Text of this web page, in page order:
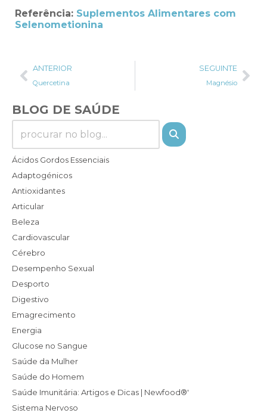
BLOG DE SAÚDE
Ácidos Gordos Essenciais
Adaptogénicos
Antioxidantes
Articular
Beleza
Cardiovascular
Cérebro
Desempenho Sexual
Desporto
Digestivo
Emagrecimento
Energia
Glucose no Sangue
Saúde da Mulher
Saúde do Homem
Saúde Imunitária: Artigos e Dicas | Newfood®'
Sistema Nervoso
Referência: Suplementos Alimentares com
Selenometionina
ANTERIOR
Quercetina
SEGUINTE
Magnésio